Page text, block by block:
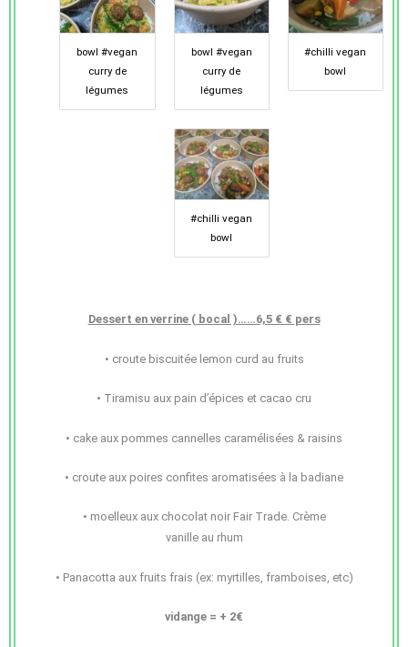
bowl #vegan
curry de
légumes
bowl #vegan
curry de
légumes
#chilli vegan
bowl
#chilli vegan
bowl
Dessert en verrine ( bocal )……6,5 € € pers
• croute biscuitée lemon curd au fruits
• Tiramisu aux pain d’épices et cacao cru
• cake aux pommes cannelles caramélisées & raisins
• croute aux poires confites aromatisées à la badiane
• moelleux aux chocolat noir Fair Trade. Crème
vanille au rhum
• Panacotta aux fruits frais (ex: myrtilles, framboises, etc)
vidange = + 2€